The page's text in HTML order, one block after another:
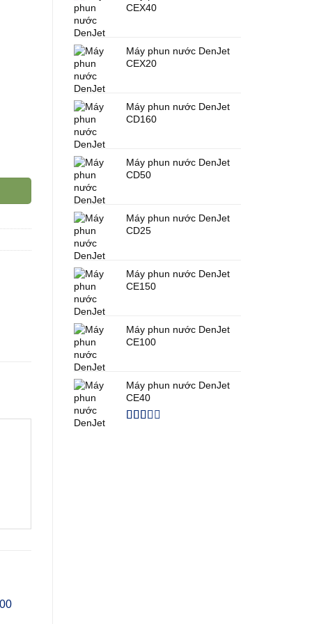
CEX40
Máy phun nước DenJet
CEX20
Máy phun nước DenJet
CD160
Máy phun nước DenJet
CD50
Máy phun nước DenJet
CD25
Máy phun nước DenJet
CE150
Máy phun nước DenJet
CE100
Máy phun nước DenJet
CE40